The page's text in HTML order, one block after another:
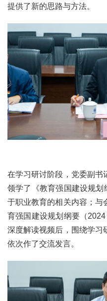
提供了新的思路与方法。
在学习研讨阶段，党委副书
领学了《教育强国建设规划
于职业教育的相关内容；与
育强国建设规划纲要（
深度解读视频后，围绕学习
依次作了交流发言。